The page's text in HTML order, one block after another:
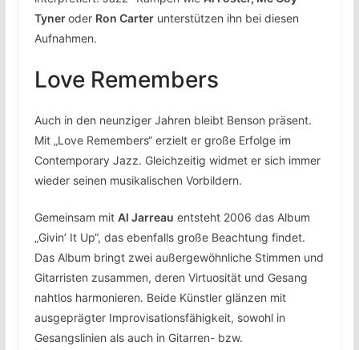
Tyneroder Ron Carterunterstützen ihn bei diesen
Aufnahmen.
Love Remembers
Auch in den neunziger Jahren bleibt Benson präsent.
Mit „Love Remembers“ erzielt er große Erfolge im
Contemporary Jazz. Gleichzeitig widmet er sich immer
wieder seinen musikalischen Vorbildern.
Gemeinsam mit Al Jarreau entsteht 2006 das Album
„Givin’ It Up“, das ebenfalls große Beachtung findet.
Das Album bringt zwei außergewöhnliche Stimmen und
Gitarristen zusammen, deren Virtuosität und Gesang
nahtlos harmonieren. Beide Künstler glänzen mit
ausgeprägter Improvisationsfähigkeit, sowohl in
Gesangslinien als auch in Gitarren- bzw.